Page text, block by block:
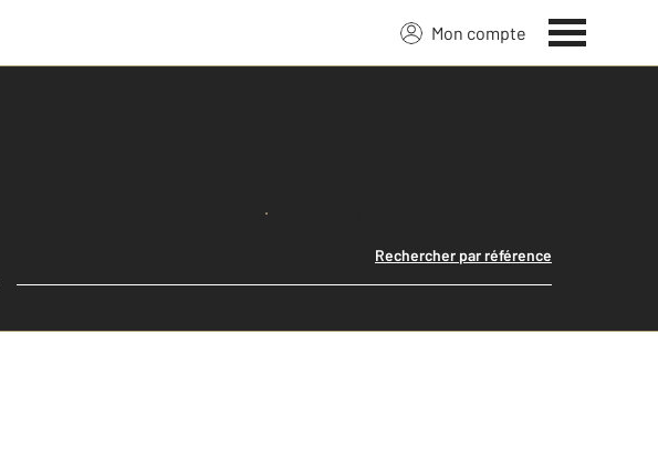
Mon compte
Lancer ma recherche
Rechercher par référence